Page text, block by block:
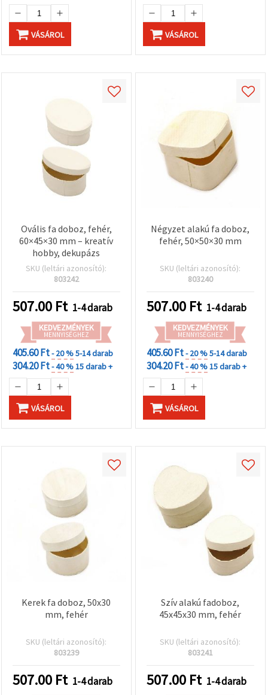
VÁSÁROL VÁSÁROL
Ovális fa doboz, fehér,
60×45×30 mm – kreatív
hobby, dekupázs
SKU (leltári azonosító):
803242
507.00 Ft 1-4 darab
KEDVEZMÉNYEK
MENNYISÉGHEZ
405.60 Ft- 20 %5-14 darab
304.20 Ft- 40 %15 darab +
VÁSÁROL
Négyzet alakú fa doboz,
fehér, 50×50×30 mm
SKU (leltári azonosító):
803240
507.00 Ft 1-4 darab
KEDVEZMÉNYEK
MENNYISÉGHEZ
405.60 Ft- 20 %5-14 darab
304.20 Ft- 40 %15 darab +
VÁSÁROL
Kerek fa doboz, 50x30
mm, fehér
SKU (leltári azonosító):
803239
507.00 Ft 1-4 darab
Szív alakú fadoboz,
45x45x30 mm, fehér
SKU (leltári azonosító):
803241
507.00 Ft 1-4 darab